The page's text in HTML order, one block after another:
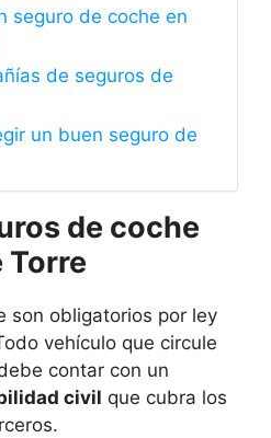
seguro de coche en
de seguros de
un buen seguro de
de coche
Torre
son obligatorios por ley
vehículo que circule
contar con un
civil que cubra los